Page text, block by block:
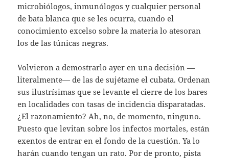
microbiólogos, inmunólogos y cualquier personal
de bata blanca que se les ocurra, cuando el
conocimiento excelso sobre la materia lo atesoran
los de las túnicas negras.
Volvieron a demostrarlo ayer en una decisión —
literalmente— de las de sujétame el cubata. Ordenan
sus ilustrísimas que se levante el cierre de los bares
en localidades con tasas de incidencia disparatadas.
¿El razonamiento? Ah, no, de momento, ninguno.
Puesto que levitan sobre los infectos mortales, están
exentos de entrar en el fondo de la cuestión. Ya lo
harán cuando tengan un rato. Por de pronto, pista